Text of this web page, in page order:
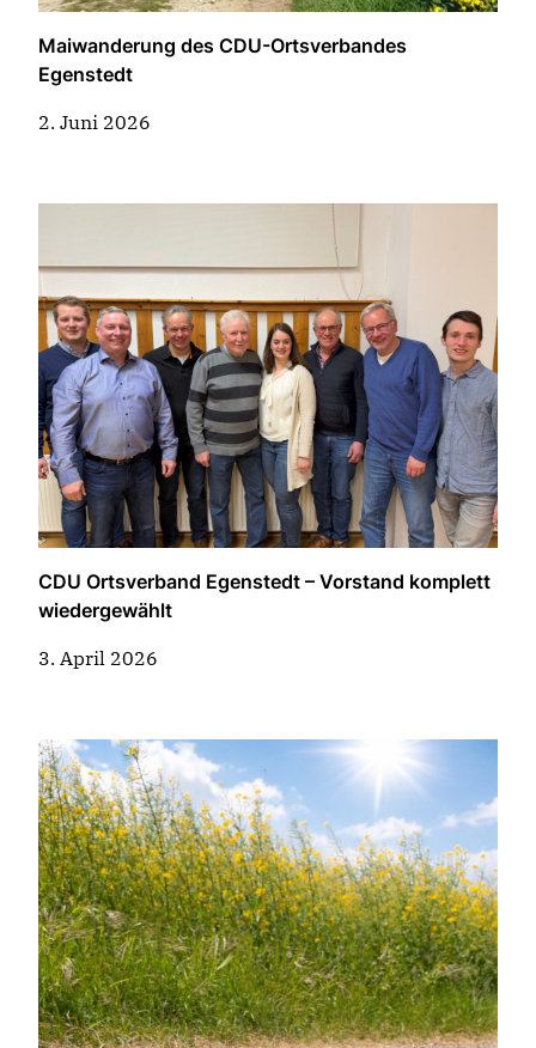
Maiwanderung des CDU-Ortsverbandes
Egenstedt
2. Juni 2026
CDU Ortsverband Egenstedt – Vorstand komplett
wiedergewählt
3. April 2026